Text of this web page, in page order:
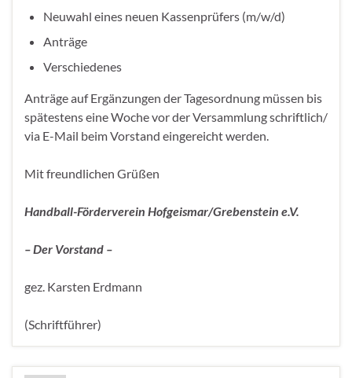
Neuwahl eines neuen Kassenprüfers (m/w/d)
Anträge
Verschiedenes
Anträge auf Ergänzungen der Tagesordnung müssen bis
spätestens eine Woche vor der Versammlung schriftlich/
via E-Mail beim Vorstand eingereicht werden.
Mit freundlichen Grüßen
Handball-Förderverein Hofgeismar/Grebenstein e.V.
– Der Vorstand –
gez. Karsten Erdmann
(Schriftführer)